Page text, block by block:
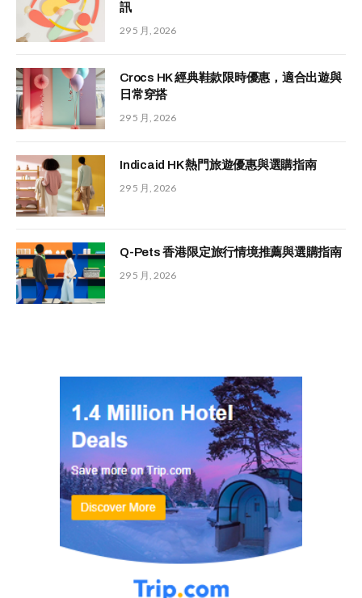
訊
29 5 月, 2026
Crocs HK 經典鞋款限時優惠，適合出遊與
日常穿搭
29 5 月, 2026
Indicaid HK 熱門旅遊優惠與選購指南
29 5 月, 2026
Q-Pets 香港限定旅行情境推薦與選購指南
29 5 月, 2026